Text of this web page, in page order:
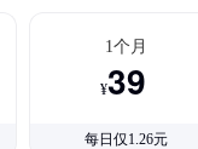
1个月
¥39
每日仅1.26元